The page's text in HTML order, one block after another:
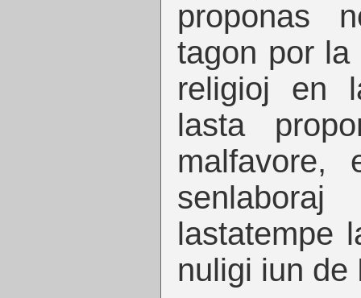
proponas
tagon por
religioj en
lasta
malfavore,
lastatempe
nuligi iun de